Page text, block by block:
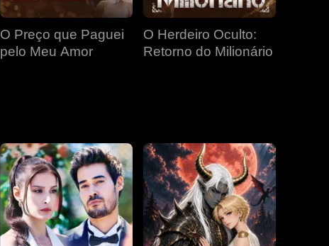
EP 28 EP 29 EP 30
EP 34 EP 35 EP 36
O Preço que Paguei
pelo Meu Amor
O Herdeiro Oculto:
Retorno do Milionário